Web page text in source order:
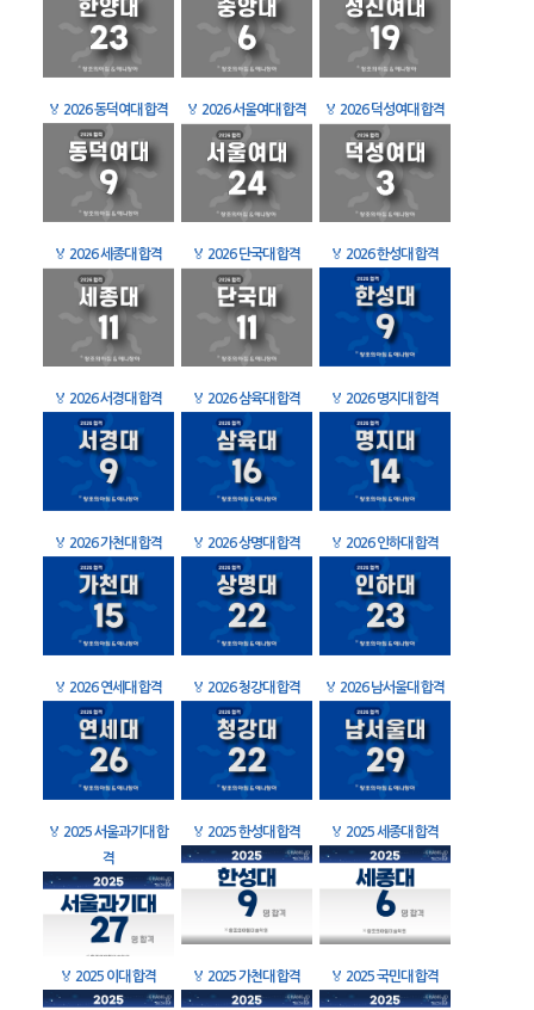
🏅 2026 동덕여대 합격 🏅 2026 서울여대 합격 🏅 2026 덕성여대 합격
🏅 2026 세종대 합격 🏅 2026 단국대 합격 🏅 2026 한성대 합격
🏅 2026 서경대 합격 🏅 2026 삼육대 합격 🏅 2026 명지대 합격
🏅 2026 가천대 합격 🏅 2026 상명대 합격 🏅 2026 인하대 합격
🏅 2026 연세대 합격 🏅 2026 청강대 합격 🏅 2026 남서울대 합격
🏅 2025 서울과기대 합
격
🏅 2025 한성대 합격 🏅 2025 세종대 합격
🏅 2025 이대 합격 🏅 2025 가천대 합격 🏅 2025 국민대 합격